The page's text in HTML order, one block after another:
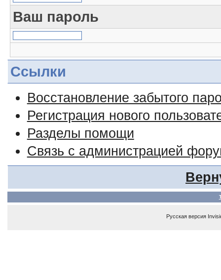
Ваш пароль
Ссылки
Восстановление забытого
Регистрация нового
Разделы помощи
Связь с администрацией
Русская версия